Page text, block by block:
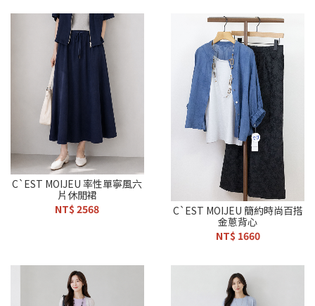
C`EST MOIJEU 率性單寧風六
片休閒裙
NT$ 2568
C`EST MOIJEU 簡約時尚百搭
金蔥背心
NT$ 1660